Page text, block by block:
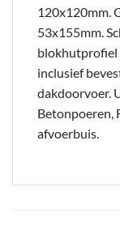
120x120mm.
53x155mm.
blokhutprofiel
inclusief
dakdoorvoer.
Betonpoeren,
afvoerbuis.